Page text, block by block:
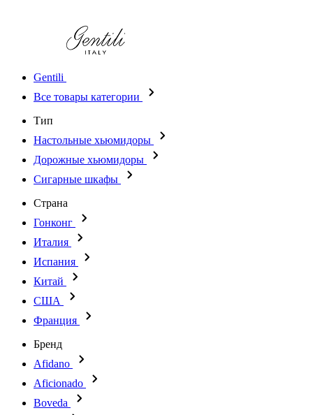
Gentili
Все товары категории
Тип
Настольные хьюмидоры
Дорожные хьюмидоры
Сигарные шкафы
Страна
Гонконг
Италия
Испания
Китай
США
Франция
Бренд
Afidano
Aficionado
Boveda